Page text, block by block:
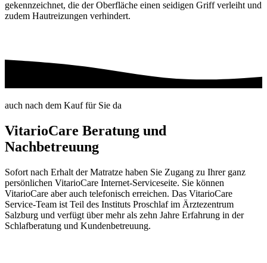
gekennzeichnet, die der Oberfläche einen seidigen Griff verleiht und
zudem Hautreizungen verhindert.
auch nach dem Kauf für Sie da
VitarioCare Beratung und
Nachbetreuung
Sofort nach Erhalt der Matratze haben Sie Zugang zu Ihrer ganz
persönlichen VitarioCare Internet-Serviceseite. Sie können
VitarioCare aber auch telefonisch erreichen. Das VitarioCare
Service-Team ist Teil des Instituts Proschlaf im Ärztezentrum
Salzburg und verfügt über mehr als zehn Jahre Erfahrung in der
Schlafberatung und Kundenbetreuung.